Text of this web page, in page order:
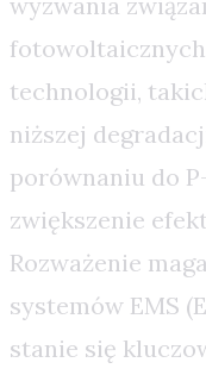
technologii,
niższej
porównaniu do
zwiększenie
Rozważenie
systemów EMS
stanie się